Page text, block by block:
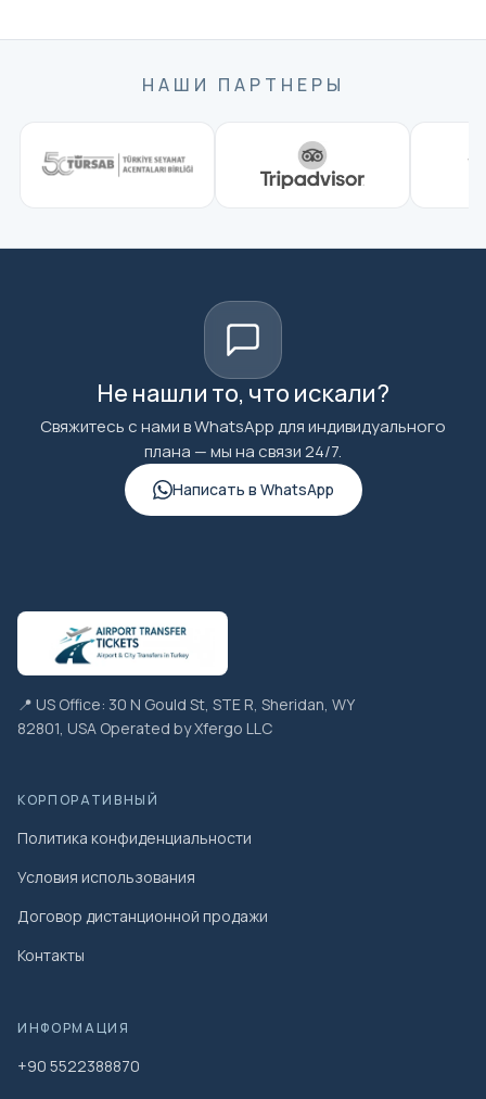
НАШИ ПАРТНЕРЫ
Не нашли то, что искали?
Свяжитесь с нами в WhatsApp для индивидуального
плана — мы на связи 24/7.
Написать в WhatsApp
📍 US Office: 30 N Gould St, STE R, Sheridan, WY
82801, USA Operated by Xfergo LLC
КОРПОРАТИВНЫЙ
Политика конфиденциальности
Условия использования
Договор дистанционной продажи
Контакты
ИНФОРМАЦИЯ
+90 5522388870